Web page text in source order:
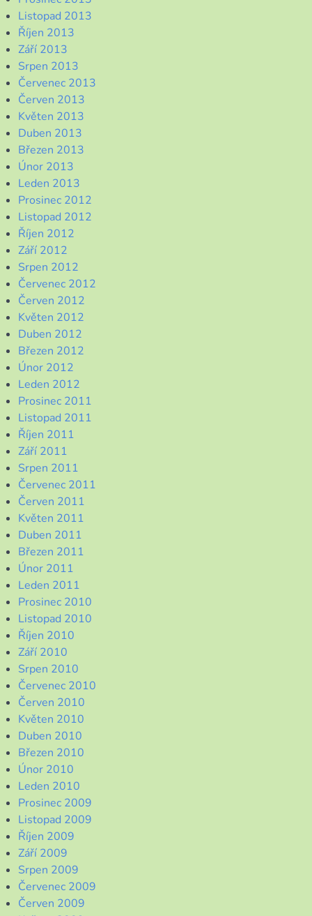
Listopad 2013
Říjen 2013
Září 2013
Srpen 2013
Červenec 2013
Červen 2013
Květen 2013
Duben 2013
Březen 2013
Únor 2013
Leden 2013
Prosinec 2012
Listopad 2012
Říjen 2012
Září 2012
Srpen 2012
Červenec 2012
Červen 2012
Květen 2012
Duben 2012
Březen 2012
Únor 2012
Leden 2012
Prosinec 2011
Listopad 2011
Říjen 2011
Září 2011
Srpen 2011
Červenec 2011
Červen 2011
Květen 2011
Duben 2011
Březen 2011
Únor 2011
Leden 2011
Prosinec 2010
Listopad 2010
Říjen 2010
Září 2010
Srpen 2010
Červenec 2010
Červen 2010
Květen 2010
Duben 2010
Březen 2010
Únor 2010
Leden 2010
Prosinec 2009
Listopad 2009
Říjen 2009
Září 2009
Srpen 2009
Červenec 2009
Červen 2009